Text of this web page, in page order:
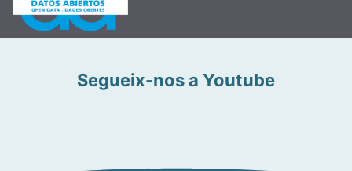
Segueix-nos a Youtube